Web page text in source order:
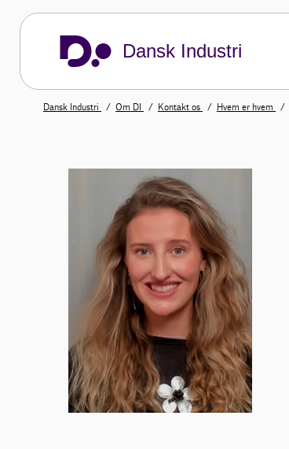
Dansk Industri
Dansk Industri Om DI Kontakt os Hvem er hvem